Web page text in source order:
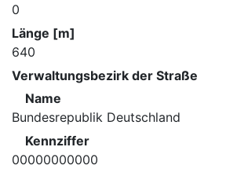
0
Länge [m]
640
Verwaltungsbezirk der Straße
Name
Bundesrepublik Deutschland
Kennziffer
00000000000